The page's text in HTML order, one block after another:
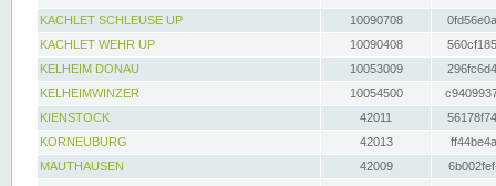
KACHLET SCHLEUSE UP
10090708
KACHLET WEHR UP
10090408
KELHEIM DONAU
10053009
KELHEIMWINZER
10054500
KIENSTOCK
42011
KORNEUBURG
42013
MAUTHAUSEN
42009